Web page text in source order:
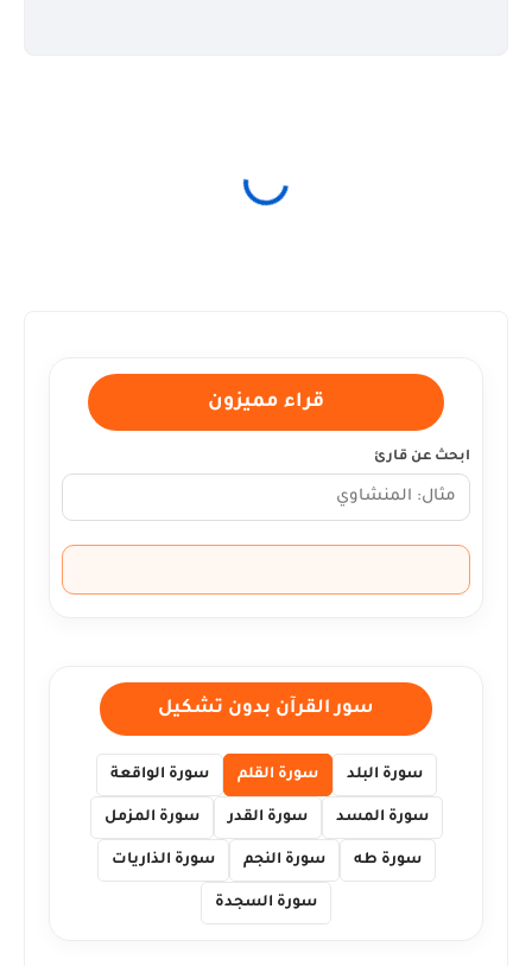
قراء مميزون
ابحث عن قارئ
سور القرآن بدون تشكيل
سورة البلد سورة القلم سورة الواقعة
سورة المسد سورة القدر سورة المزمل
سورة طه سورة النجم سورة الذاريات
سورة السجدة